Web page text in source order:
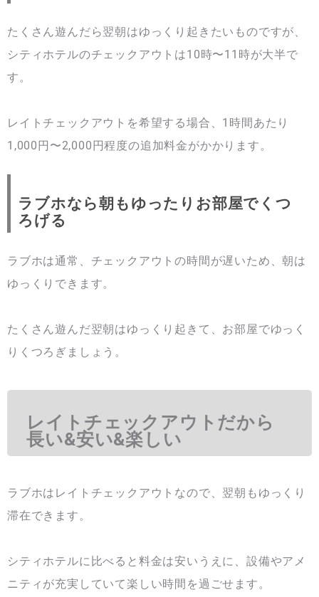
たくさん遊んだら翌朝はゆっくり起きたいものですが、
シティホテルのチェックアウトは10時〜11時が大半で
す。
レイトチェックアウトを希望する場合、1時間あたり
1,000円〜2,000円程度の追加料金がかかります。
ラブホなら朝もゆったりお部屋でくつ
ろげる
ラブホは通常、チェックアウトの時間が遅いため、朝は
ゆっくりできます。
たくさん遊んだ翌朝はゆっくり起きて、お部屋でゆっく
りくつろぎましょう。
レイトチェックアウトだから
長い&安い&楽しい
ラブホはレイトチェックアウトなので、翌朝もゆっくり
滞在できます。
シティホテルに比べると料金は安いうえに、設備やアメ
ニティが充実していて楽しい時間を過ごせます。